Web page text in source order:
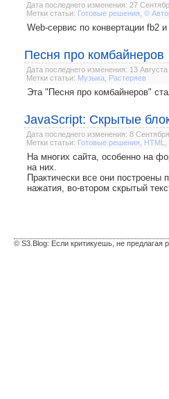
Дата последнего изменения: 27
Метки статьи: Готовые решения ©
Web-сервис по конвертации fb2
Песня про комбайнеров
Дата последнего изменения: 13
Метки статьи: Музыка Растеряев
Эта "Песня про комбайнеров"
JavaScript: Скрытые
Дата последнего изменения: 8
Метки статьи: Готовые решения HTML
На многих сайта, особенно на
на них.
Практически все они
нажатия, во-втором скрытый
© S3.Blog: Если критикуешь, не